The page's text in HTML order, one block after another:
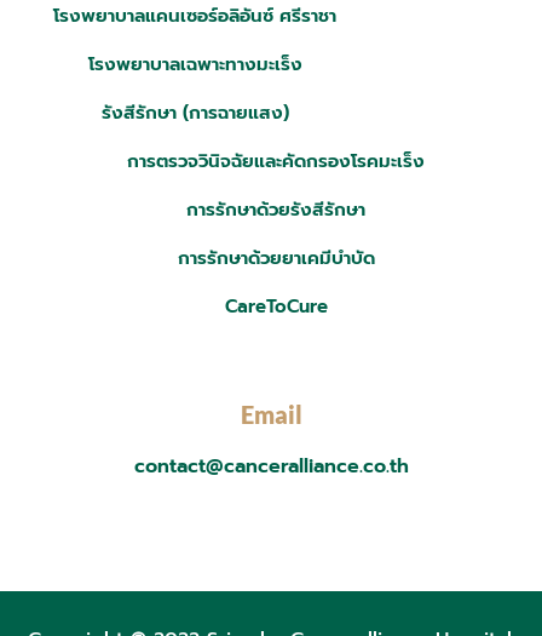
โรงพยาบาลแคนเซอร์อลิอันซ์ ศรีราชา
โรงพยาบาลเฉพาะทางมะเร็ง
รังสีรักษา (การฉายแสง)
การตรวจวินิจฉัยและคัดกรองโรคมะเร็ง
การรักษาด้วยรังสีรักษา
การรักษาด้วยยาเคมีบำบัด
CareToCure
Email
contact@canceralliance.co.th